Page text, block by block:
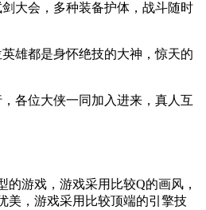
大会，多种装备护体，战斗随时
雄都是身怀绝技的大神，惊天的
各位大侠一同加入进来，真人互
的游戏，游戏采用比较Q的画风，
美，游戏采用比较顶端的引擎技